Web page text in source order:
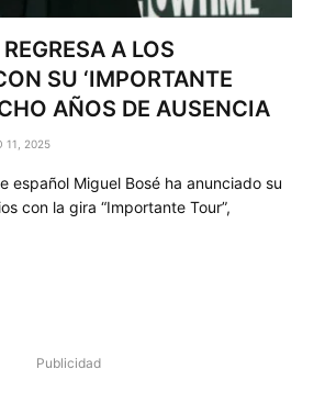
A LOS
SU ‘IMPORTANTE
AÑOS DE AUSENCIA
11, 2025
español Miguel Bosé ha anunciado su
con la gira “Importante Tour”,
Publicidad